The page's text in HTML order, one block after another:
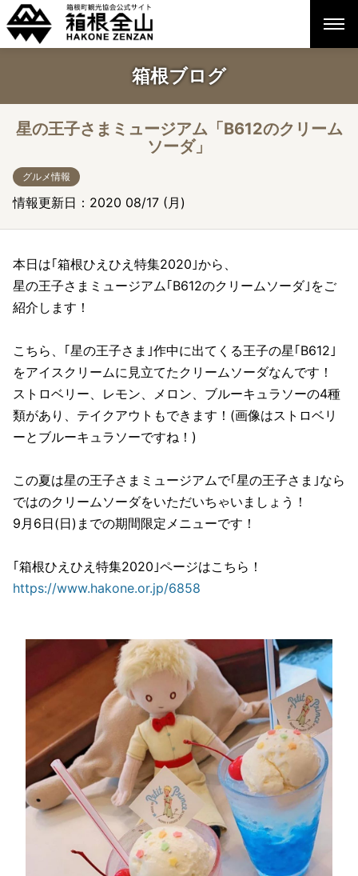
箱根ブログ
星の王子さまミュージアム「B612のクリーム
ソーダ」
グルメ情報
情報更新日：2020 08/17 (月)
本日は｢箱根ひえひえ特集2020｣から、
星の王子さまミュージアム｢B612のクリームソーダ｣をご
紹介します！
こちら、｢星の王子さま｣作中に出てくる王子の星｢B612｣
をアイスクリームに見立てたクリームソーダなんです！
ストロベリー、レモン、メロン、ブルーキュラソーの4種
類があり、テイクアウトもできます！(画像はストロベリ
ーとブルーキュラソーですね！)
この夏は星の王子さまミュージアムで｢星の王子さま｣なら
ではのクリームソーダをいただいちゃいましょう！
9月6日(日)までの期間限定メニューです！
｢箱根ひえひえ特集2020｣ページはこちら！
https://www.hakone.or.jp/6858